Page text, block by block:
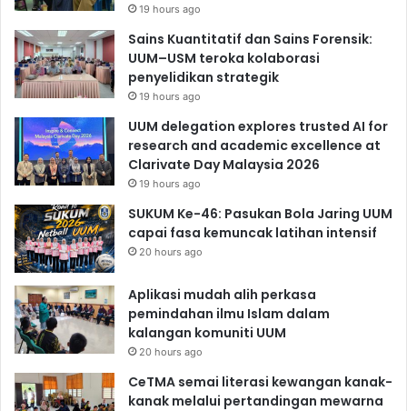
19 hours ago
Sains Kuantitatif dan Sains Forensik:
UUM–USM teroka kolaborasi
penyelidikan strategik
19 hours ago
UUM delegation explores trusted AI for
research and academic excellence at
Clarivate Day Malaysia 2026
19 hours ago
SUKUM Ke-46: Pasukan Bola Jaring UUM
capai fasa kemuncak latihan intensif
20 hours ago
Aplikasi mudah alih perkasa
pemindahan ilmu Islam dalam
kalangan komuniti UUM
20 hours ago
CeTMA semai literasi kewangan kanak-
kanak melalui pertandingan mewarna